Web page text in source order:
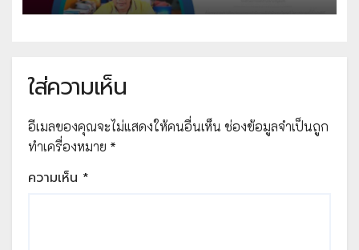
ใส่ความเห็น
อีเมลของคุณจะไม่แสดงให้คนอื่นเห็น ช่องข้อมูลจำเป็นถูก
ทำเครื่องหมาย *
ความเห็น *